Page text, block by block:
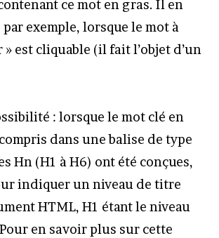
ce mot en gras. Il en
par exemple, lorsque le mot à
est cliquable (il fait l’objet d’un
: lorsque le mot clé en
dans une balise de type
Hn (H1 à H6) ont été conçues,
indiquer un niveau de titre
HTML, H1 étant le niveau
en savoir plus sur cette